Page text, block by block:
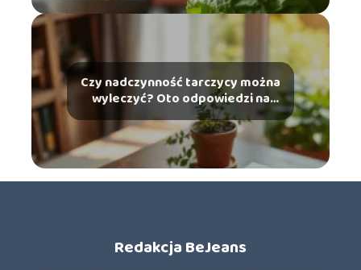
Czy nadczynność tarczycy można
wyleczyć? Oto odpowiedzi na
najważniejsze pytania
Redakcja BeJeans